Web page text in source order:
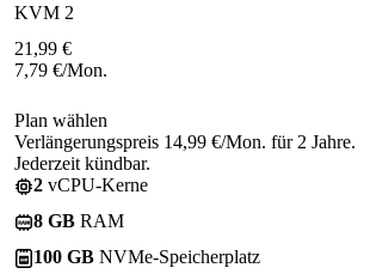
KVM 2
21,99 €
7,79 €/Mon.
Plan wählen
Verlängerungspreis 14,99 €/Mon. für 2 Jahre.
Jederzeit kündbar.
2 vCPU-Kerne
8 GB RAM
100 GB NVMe-Speicherplatz